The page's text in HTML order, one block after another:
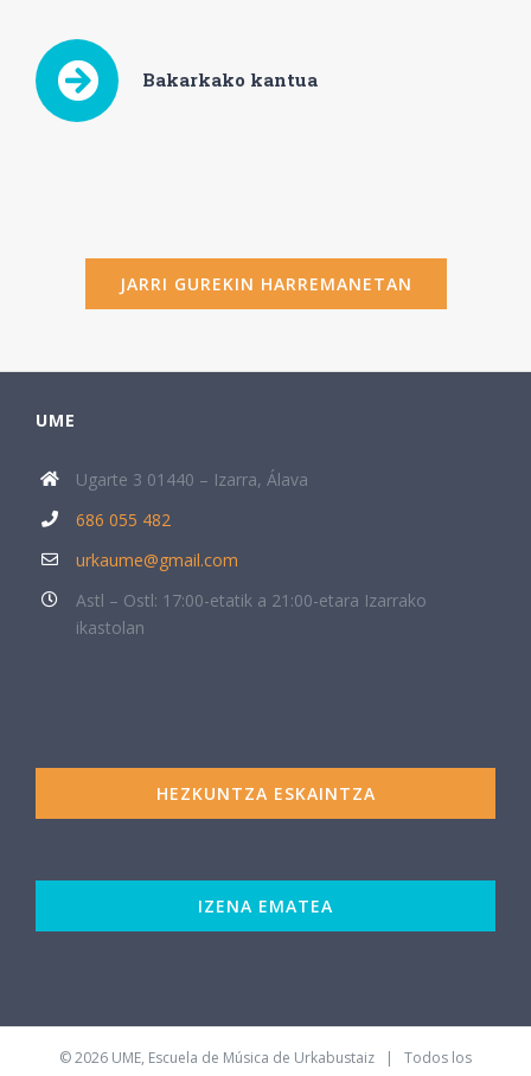
Bakarkako kantua
JARRI GUREKIN HARREMANETAN
UME
Ugarte 3 01440 – Izarra, Álava
686 055 482
urkaume@gmail.com
Astl – Ostl: 17:00-etatik a 21:00-etara Izarrako
ikastolan
HEZKUNTZA ESKAINTZA
IZENA EMATEA
©2026 UME, Escuela de Música de Urkabustaiz | Todos los